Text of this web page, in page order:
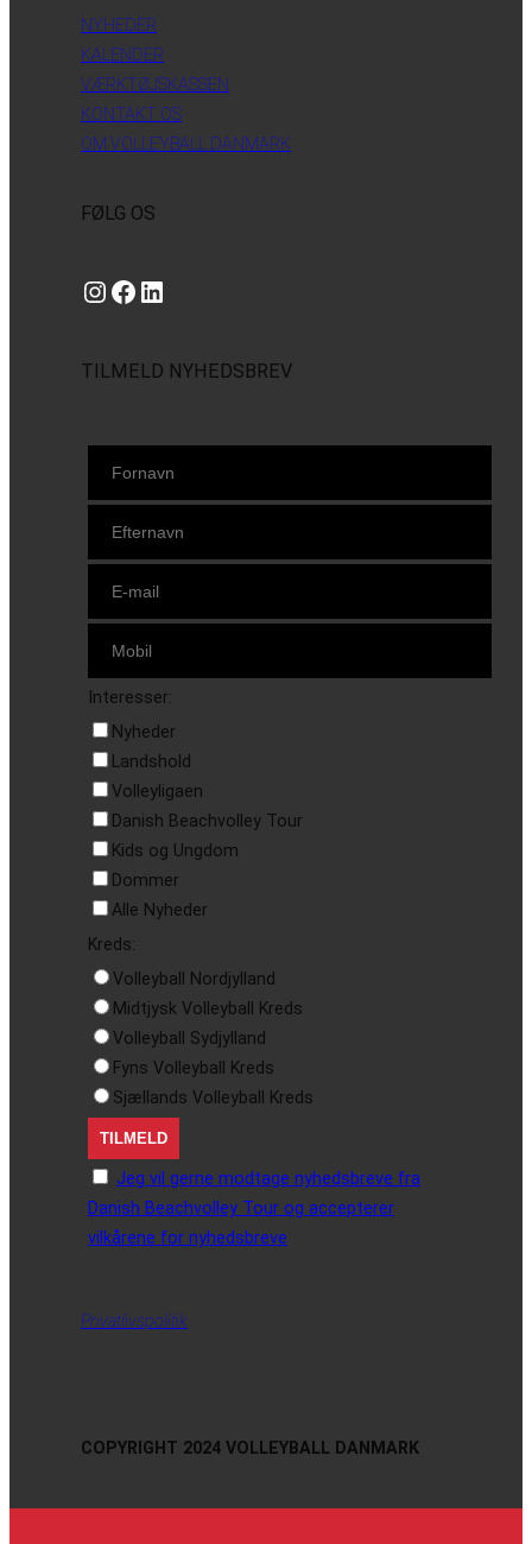
NYHEDER
KALENDER
VÆRKTØJSKASSEN
KONTAKT OS
OM VOLLEYBALL DANMARK
FØLG OS
Instagram https://www.facebook.com/danishbeachvolleytour LinkedIn
TILMELD NYHEDSBREV
Interesser:
Nyheder
Landshold
Volleyligaen
Danish Beachvolley Tour
Kids og Ungdom
Dommer
Alle Nyheder
Kreds:
Volleyball Nordjylland
Midtjysk Volleyball Kreds
Volleyball Sydjylland
Fyns Volleyball Kreds
Sjællands Volleyball Kreds
Jeg vil gerne modtage nyhedsbreve fra
Danish Beachvolley Tour og accepterer
vilkårene for nyhedsbreve
Privatlivspolitik
COPYRIGHT 2024 VOLLEYBALL DANMARK